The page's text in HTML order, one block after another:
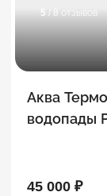
5 / 8 отзывов
Аква
водопады
термальные
45 000 ₽